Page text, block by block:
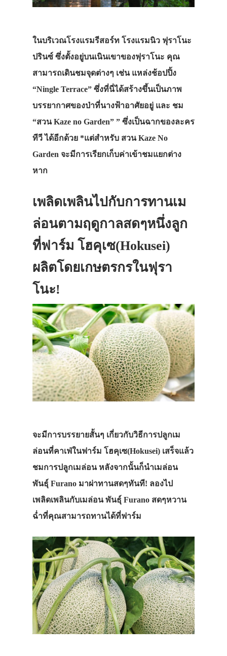
ในบริเวณโรงแรมรีสอร์ท โรงแรมนิว ฟุราโนะ
ปรินซ์ ซึ่งตั้งอยู่บนเนินเขาของฟุราโนะ คุณ
สามารถเดินชมจุดต่างๆ เช่น แหล่งช้อปปิ้ง
“Ningle Terrace” ซึ่งที่นี่ได้สร้างขึ้นเป็นภาพ
บรรยากาศของป่าที่นางฟ้าอาศัยอยู่ และ ชม
“สวน Kaze no Garden” ” ซึ่งเป็นฉากของละคร
ทีวี ได้อีกด้วย *แต่สำหรับ สวน Kaze No
Garden จะมีการเรียกเก็บค่าเข้าชมแยกต่าง
หาก
เพลิดเพลินไปกับการทานเม
ล่อนตามฤดูกาลสดๆหนึ่งลูก
ที่ฟาร์ม โฮคุเซ(Hokusei)
ผลิตโดยเกษตรกรในฟุรา
โนะ!
จะมีการบรรยายสั้นๆ เกี่ยวกับวิธีการปลูกเม
ล่อนที่คาเฟ่ในฟาร์ม โฮคุเซ(Hokusei) เสร็จแล้ว
ชมการปลูกเมล่อน หลังจากนั้นก็นำเมล่อน
พันธุ์ Furano มาผ่าทานสดๆทันที! ลองไป
เพลิดเพลินกับเมล่อน พันธุ์ Furano สดๆหวาน
ฉ่ำที่คุณสามารถทานได้ที่ฟาร์ม